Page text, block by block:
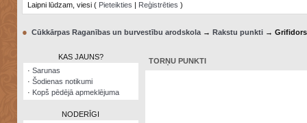
Šodienas
notikumi
Laipni lūdzam, viesi ( Pieteikties | Reģistrēties )
● Cūkkārpas Raganības un burvestību arodskola→ Rakstu punkti→ Grifidors
KAS JAUNS?
· Sarunas
· Šodienas notikumi
· Kopš pēdējā apmeklējuma
NODERĪGI
TORŅU PUNKTI